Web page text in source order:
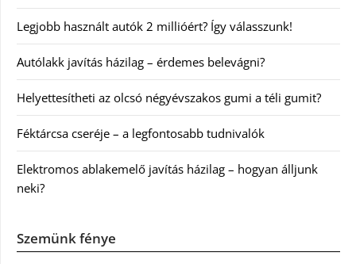
Legjobb használt autók 2 millióért? Így válasszunk!
Autólakk javítás házilag – érdemes belevágni?
Helyettesítheti az olcsó négyévszakos gumi a téli gumit?
Féktárcsa cseréje – a legfontosabb tudnivalók
Elektromos ablakemelő javítás házilag – hogyan álljunk
neki?
Szemünk fénye